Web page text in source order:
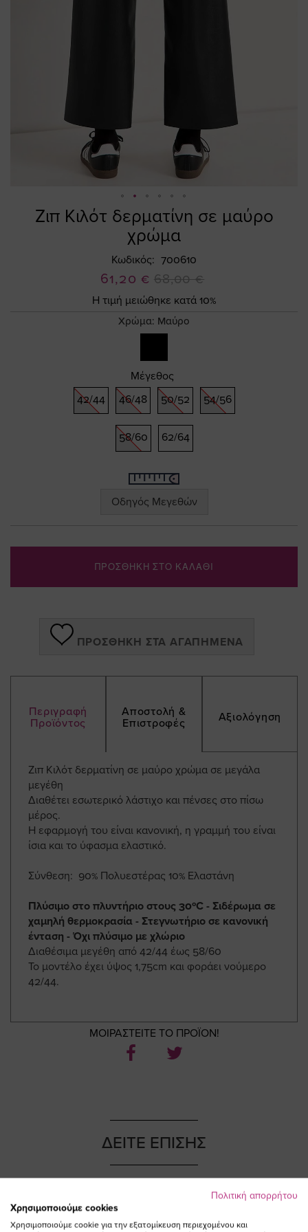
Ζιπ Κιλότ δερματίνη σε μαύρο
χρώμα
Κωδικός 700610
Ειδική
Τιμή
61,20 € 68,00 €
Η τιμή μειώθηκε κατά 10%
Χρώμα: Μαύρο
Μέγεθος
42/44
46/48 50/52 54/56
58/60 62/64
Οδηγός Μεγεθών
ΠΡΟΣΘΗΚΗ ΣΤΟ ΚΑΛΑΘΙ
ΠΡΟΣΘΉΚΗ ΣΤΑ ΑΓΑΠΗΜΈΝΑ
Περιγραφή
Προϊόντος
Αποστολή &
Επιστροφές
Αξιολόγηση
Ζιπ Κιλότ δερματίνη σε μαύρο χρώμα σε μεγάλα
μεγέθη
Διαθέτει εσωτερικό λάστιχο και πένσες στο πίσω
μέρος.
Η εφαρμογή του είναι κανονική, η γραμμή του είναι
ίσια και το ύφασμα ελαστικό.
Σύνθεση: 90% Πολυεστέρας 10% Ελαστάνη
Πλύσιμο στο πλυντήριο στους 30ºC - Σιδέρωμα σε
χαμηλή θερμοκρασία - Στεγνωτήριο σε κανονική
ένταση - Όχι πλύσιμο με χλώριο
Διαθέσιμα μεγέθη από 42/44 έως 58/60
Το μοντέλο έχει ύψος 1,75cm και φοράει νούμερο
42/44.
ΜΟΙΡΑΣΤΕΙΤΕ ΤΟ ΠΡΟΪΟΝ!
ΔΕΙΤΕ ΕΠΙΣΗΣ
Πολιτική απορρήτου
Χρησιμοποιούμε cookies
Χρησιμοποιούμε cookie για την εξατομίκευση περιεχομένου και